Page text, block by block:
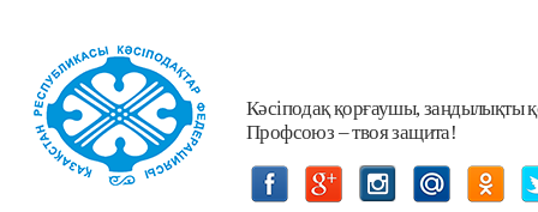
Кәсіподақ қорғаушы, заңдылықты
Профсоюз – твоя защита!
9 октября 2017
Более 1,5 тыс. человек
ежегодно получают травмы на
производстве в РК